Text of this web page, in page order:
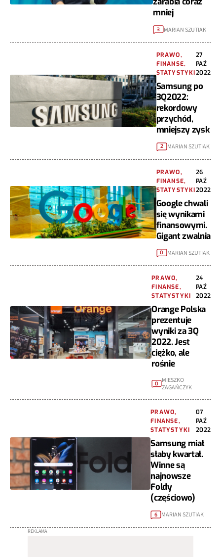
mniej
3 MARIAN SZUTIAK
PRAWO,
FINANSE,
STATYSTYKI
27
PAŹ
2022
Samsung po
3Q2022:
rekordowy
przychód,
mniejszy zysk
2 MARIAN SZUTIAK
PRAWO,
FINANSE,
STATYSTYKI
26
PAŹ
2022
Google chwali
się wynikami
finansowymi.
Gigant zwalnia
0 MARIAN SZUTIAK
PRAWO,
FINANSE,
STATYSTYKI
24
PAŹ
2022
Orange Polska
prezentuje
wyniki za 3Q
2022. Jest
ciężko, ale
rośnie
0 MIESZKO
ZAGAŃCZYK
PRAWO,
FINANSE,
STATYSTYKI
07
PAŹ
2022
Samsung miał
słaby kwartał.
Winne są
najnowsze
Foldy
(częściowo)
6 MARIAN SZUTIAK